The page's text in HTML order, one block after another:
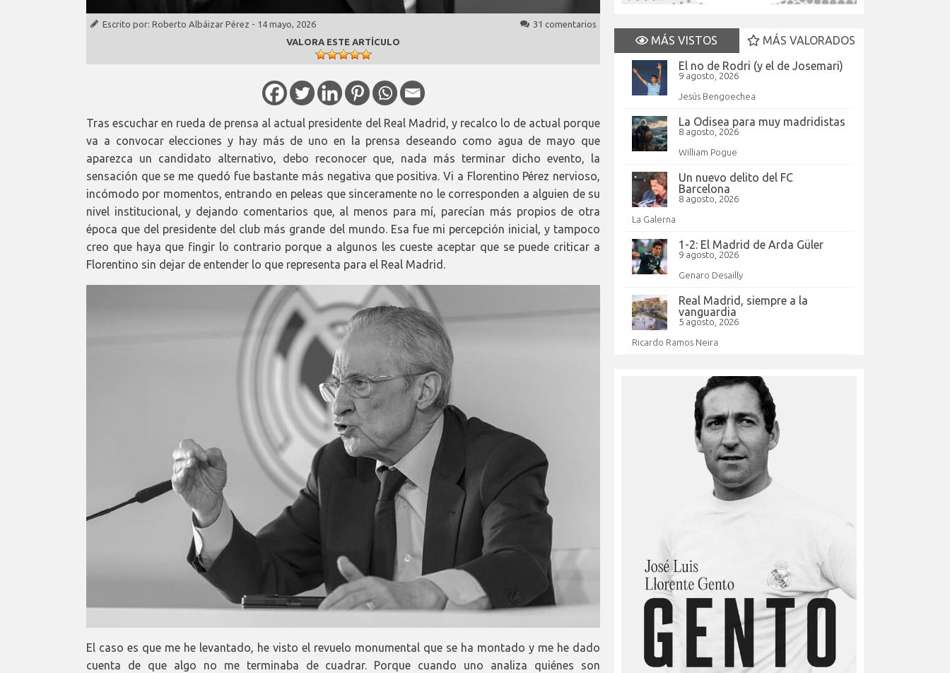
Escrito por: Roberto Albáizar Pérez - 14 mayo, 2026
31 comentarios
VALORA ESTE ARTÍCULO
Tras escuchar en rueda de prensa al actual presidente del Real Madrid, y recalco lo de actual porque
va a convocar elecciones y hay más de uno en la prensa deseando como agua de mayo que
aparezca un candidato alternativo, debo reconocer que, nada más terminar dicho evento, la
sensación que se me quedó fue bastante más negativa que positiva. Vi a Florentino Pérez nervioso,
incómodo por momentos, entrando en peleas que sinceramente no le corresponden a alguien de su
nivel institucional, y dejando comentarios que, al menos para mí, parecían más propios de otra
época que del presidente del club más grande del mundo. Esa fue mi percepción inicial, y tampoco
creo que haya que fingir lo contrario porque a algunos les cueste aceptar que se puede criticar a
Florentino sin dejar de entender lo que representa para el Real Madrid.
El caso es que me he levantado, he visto el revuelo monumental que se ha montado y me he dado
cuenta de que algo no me terminaba de cuadrar. Porque cuando uno analiza quiénes son
MÁS VISTOS
MÁS VALORADOS
El no de Rodri (y el de Josemari)
9 agosto, 2026
Jesús Bengoechea
La Odisea para muy madridistas
8 agosto, 2026
William Pogue
Un nuevo delito del FC
Barcelona
8 agosto, 2026
La Galerna
1-2: El Madrid de Arda Güler
9 agosto, 2026
Genaro Desailly
Real Madrid, siempre a la
vanguardia
5 agosto, 2026
Ricardo Ramos Neira